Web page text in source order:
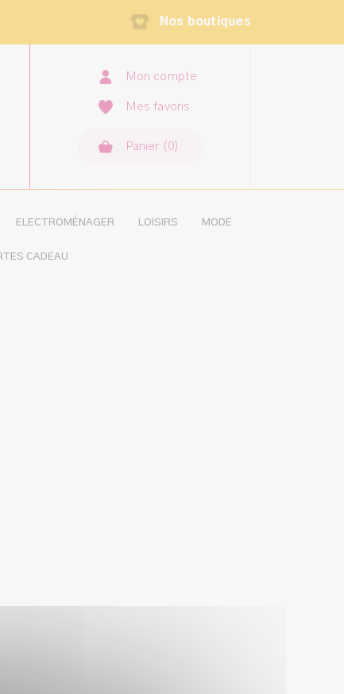
Nos boutiques
×
Mon compte
Mes favoris
Panier ( 0)
ELECTROMÉNAGER LOISIRS MODE
CADEAU